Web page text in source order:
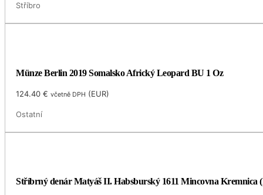
Stříbro
Münze Berlin 2019 Somalsko Africký Leopard BU 1 Oz
124.40€ včetně DPH (EUR)
Ostatní
Stříbrný denár Matyáš II. Habsburský 1611 Mincovna Kremnica